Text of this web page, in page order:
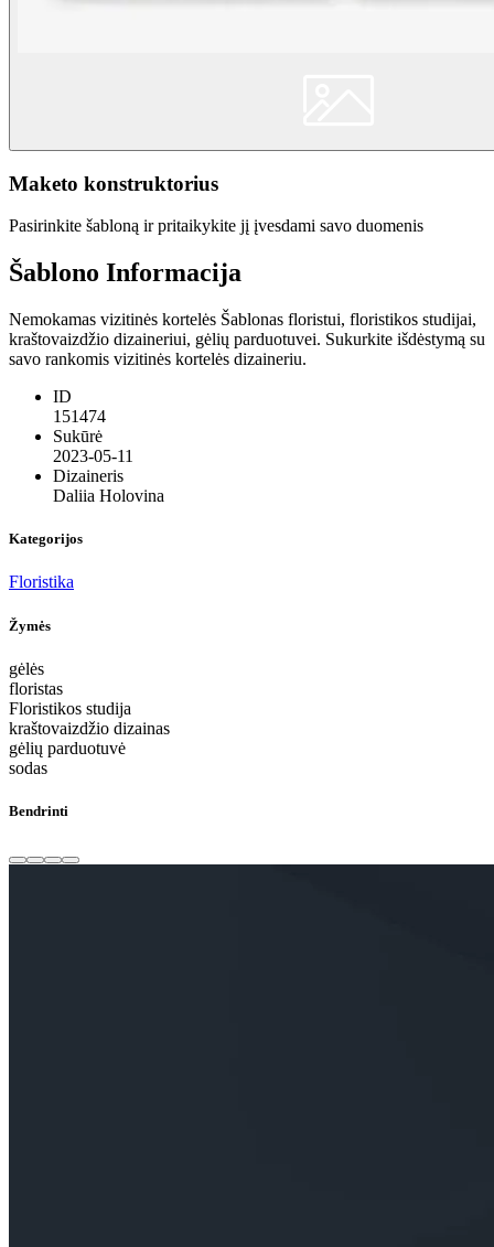
Maketo konstruktorius
Pasirinkite šabloną ir pritaikykite jį įvesdami savo duomenis
Šablono Informacija
Nemokamas vizitinės kortelės Šablonas floristui, floristikos studijai,
kraštovaizdžio dizaineriui, gėlių parduotuvei. Sukurkite išdėstymą su
savo rankomis vizitinės kortelės dizaineriu.
ID
151474
Sukūrė
2023-05-11
Dizaineris
Daliia Holovina
Kategorijos
Floristika
Žymės
gėlės
floristas
Floristikos studija
kraštovaizdžio dizainas
gėlių parduotuvė
sodas
Bendrinti